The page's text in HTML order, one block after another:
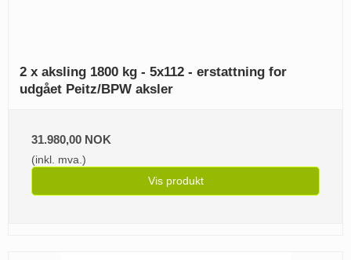
2 x aksling 1800 kg - 5x112 - erstattning for
udgået Peitz/BPW aksler
31.980,00 NOK
(inkl. mva.)
Vis produkt